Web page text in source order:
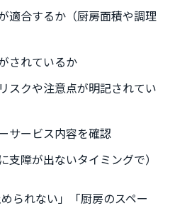
適合するか（厨房面積や調理
されているか
スクや注意点が明記されてい
サービス内容を確認
障が出ないタイミングで）
られない」「厨房のスペー